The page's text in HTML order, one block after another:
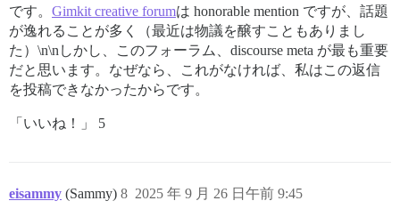
です。 Gimkit creative forumは honorable mention ですが、話題
が逸れることが多く（最近は物議を醸すこともありまし
た）\n\nしかし、このフォーラム、discourse meta が最も重要
だと思います。なぜなら、これがなければ、私はこの返信
を投稿できなかったからです。
「いいね！」 5
eisammy (Sammy) 2025 年 9 月 26 日午前 9:45
8